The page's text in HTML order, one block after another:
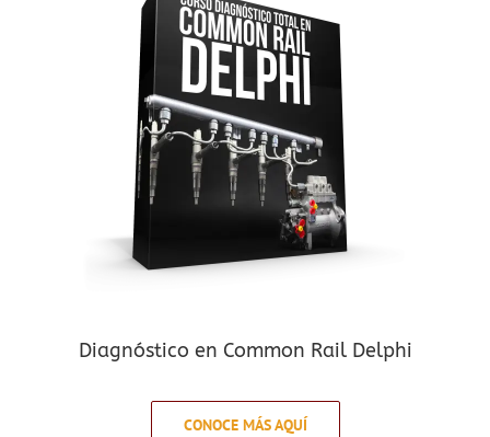
Diagnóstico en Common Rail Delphi
CONOCE MÁS AQUÍ